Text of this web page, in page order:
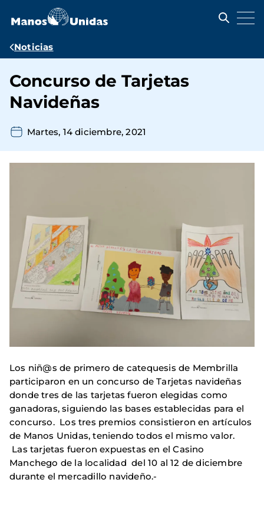
contenido
Ruta
navegación
Noticias
Concurso de Tarjetas
Navideñas
Martes, 14 diciembre, 2021
Los niñ@s de primero de catequesis de Membrilla
participaron en un concurso de Tarjetas navideñas
donde tres de las tarjetas fueron elegidas como
ganadoras, siguiendo las bases establecidas para el
concurso. Los tres premios consistieron en artículos
de Manos Unidas, teniendo todos el mismo valor.
Las tarjetas fueron expuestas en el Casino
Manchego de la localidad del 10 al 12 de diciembre
durante el mercadillo navideño.-